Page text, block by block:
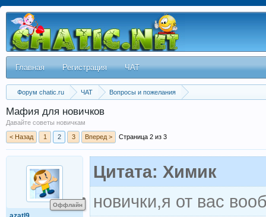
Главная Регистрация ЧАТ
Форум chatic.ru ЧАТ Вопросы и пожелания
Мафия для новичков
Давайте советы новичкам
< Назад
1 2 3 Вперед > Страница 2 из 3
Оффлайн
Цитата: Химик
новички,я от вас